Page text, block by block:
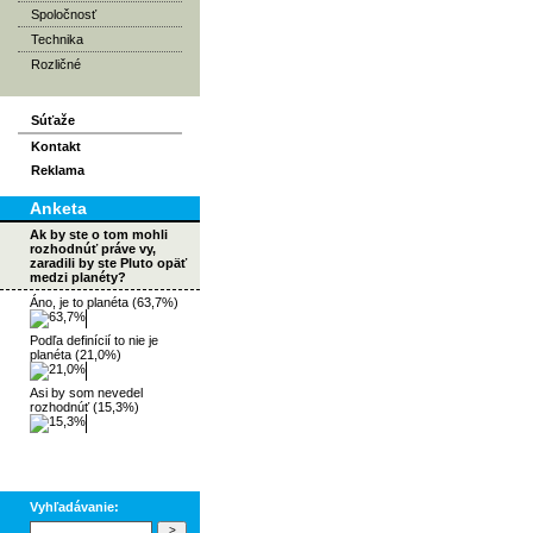
Spoločnosť
Technika
Rozličné
Súťaže
Kontakt
Reklama
Anketa
Ak by ste o tom mohli
rozhodnúť práve vy,
zaradili by ste Pluto opäť
medzi planéty?
Áno, je to planéta (63,7%)
Podľa definícií to nie je
planéta (21,0%)
Asi by som nevedel
rozhodnúť (15,3%)
Vyhľadávanie: